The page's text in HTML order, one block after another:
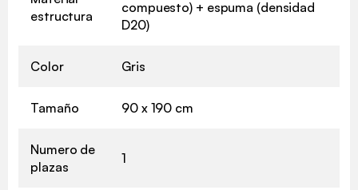
estructura
compuesto) + espuma (densidad
D20)
Color Gris
Tamaño 90 x 190 cm
Numero de
plazas
1